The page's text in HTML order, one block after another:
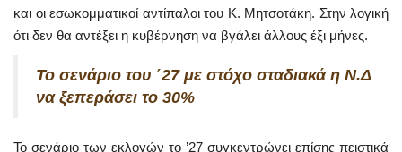
και οι εσωκομματικοί αντίπαλοι του Κ. Μητσοτάκη. Στην λογική
ότι δεν θα αντέξει η κυβέρνηση να βγάλει άλλους έξι μήνες.
Το σενάριο του ΄27 με στόχο σταδιακά η Ν.Δ
να ξεπεράσει το 30%
Το σενάριο των εκλογών το ’27 συγκεντρώνει επίσης πειστικά